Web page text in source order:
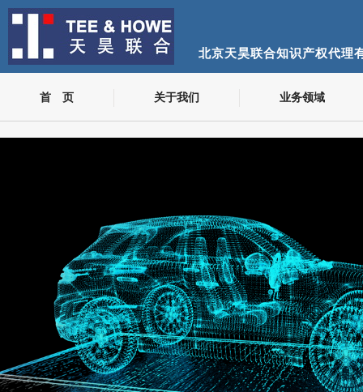
北京天昊联合知识产权代理
首 页 关于我们 业务领域